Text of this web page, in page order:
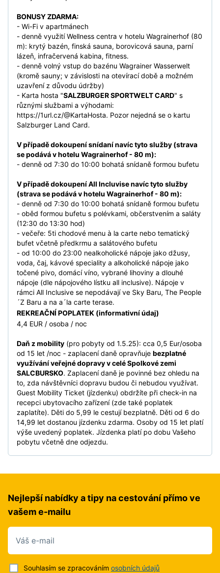
BONUSY ZDARMA:
- Wi-Fi v apartmánech
- denně využití Wellness centra v hotelu Wagrainerhof (80
m): krytý bazén, finská sauna, borovicová sauna, parní
lázeň, infračervená kabina, fitness.
- denně volný vstup do bazénu Wagrainer Wasserwelt
(kromě sauny; v závislosti na otevírací době a možném
uzavření z důvodu údržby)
- Karta hosta "SALZBURGER SPORTWELT CARD" s
různými službami a výhodami:
https://1url.cz/@KartaHosta. Pozor nejedná se o kartu
Salzburger Land Card.
V případě dokoupení snídaní navíc tyto služby (strava
se podává v hotelu Wagrainerhof - 80 m):
- denně od 7:30 do 10:00 bohatá snídaně formou bufetu
V případě dokoupení All Incluvise navíc tyto služby
(strava se podává v hotelu Wagrainerhof - 80 m):
- denně od 7:30 do 10:00 bohatá snídaně formou bufetu
- oběd formou bufetu s polévkami, občerstvením a saláty
(12:30 do 13:30 hod)
- večeře: 5ti chodové menu à la carte nebo tematický
bufet včetně předkrmu a salátového bufetu
- od 10:00 do 23:00 nealkoholické nápoje jako džusy,
voda, čaj, kávové speciality a alkoholické nápoje jako
točené pivo, domácí víno, vybrané lihoviny a dlouhé
nápoje (dle nápojového lístku all inclusive). Nápoje v
rámci All Inclusive se nepodávají ve Sky Baru, The People
´Z Baru a na a´la carte terase.
REKREAČNÍ POPLATEK (informativní údaj)
4,4 EUR / osoba / noc
Daň z mobility (pro pobyty od 1.5.25): cca 0,5 Eur/osoba
od 15 let /noc - zaplacení daně opravňuje bezplatné
využívání veřejné dopravy v celé Spolkové zemi
SALCBURSKO. Zaplacení daně je povinné bez ohledu na
to, zda návštěvníci dopravu budou či nebudou využívat.
Guest Mobility Ticket (jízdenku) obdržíte při check-in na
recepci ubytovacího zařízení (zde také poplatek
zaplatíte). Děti do 5,99 le cestují bezplatně. Děti od 6 do
14,99 let dostanou jízdenku zdarma. Osoby od 15 let platí
výše uvedený poplatek. Jízdenka platí po dobu Vašeho
pobytu včetně dne odjezdu.
Nejlepší nabídky a tipy na cestování přímo ve
vašem e-mailu
Váš e-mail
Souhlasím se zpracováním osobních údajů